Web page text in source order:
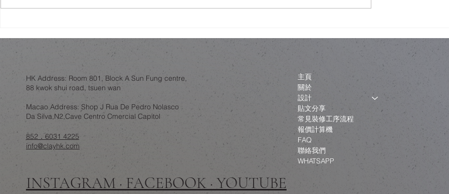
錯視設計作為一層誘餌
練：結構限制下的設計取捨
破壞」：翻新工程如何不淪
HK Address: Room 801, Block A Sun Fung centre,
88 kwok shui road, tsuen wan
Macao Address: Shop J Rua De Pedro Nolasco
Da Silva,N2,Cave Centro Cmercial Capitol
852．6031 4225
info@clayhk.com
INSTAGRAM · FACEBOOK · YOUTUBE
主頁
關於
設計
貼文分享
常見裝修工序流程
報價計算機
FAQ
聯絡我們
WHATSAPP